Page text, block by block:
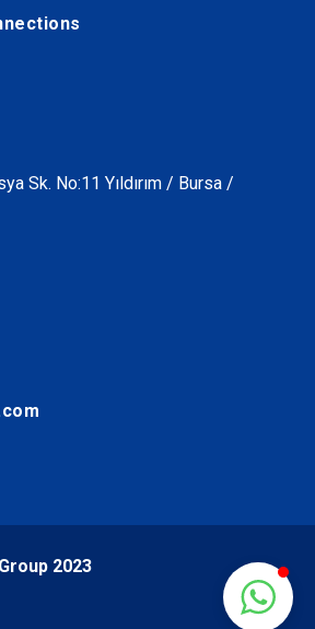
Sk. No:11 Yıldırım / Bursa /
2023